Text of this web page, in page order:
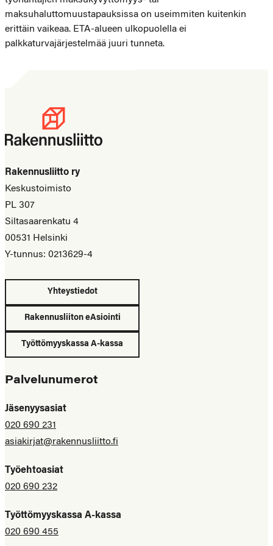
maksuhaluttomuustapauksissa on useimmiten kuitenkin
erittäin vaikeaa. ETA-alueen ulkopuolella ei
palkkaturvajärjestelmää juuri tunneta.
Rakennusliitto ry
Keskustoimisto
PL 307
Siltasaarenkatu 4
00531 Helsinki
Y-tunnus: 0213629-4
Yhteystiedot
Rakennusliiton eAsiointi
Työttömyyskassa A-kassa
Palvelunumerot
Jäsenyysasiat
020 690 231
asiakirjat@rakennusliitto.fi
Työehtoasiat
020 690 232
Työttömyyskassa A-kassa
020 690 455